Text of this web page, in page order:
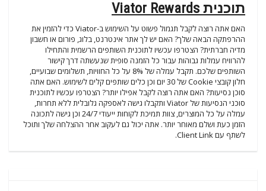
תוכנית Viator Rewards
האם אתה רוצה לקבל תגמול פשוט על השימוש ב-Viator כדי להזמין את
ההרפתקה הבאה שלך? האם יש לך אתר אינטרנט, בלוג, פורום או חשבון
מדיה חברתית? הצטרפו עכשיו לתוכנית השותפים הרשמית והתחילו
להרוויח עמלות גבוהות עבור כל הזמנה סופית שנעשתה דרך קישור
השותפים שלכם. תקבל עמלה של 8% על כל החוויות, תשלומים שבועיים,
חלון קובצי Cookie של 30 יום וכן כלים שותפים קלים לשימוש. האם אתה
סוכן נסיעות? האם אתה רוצה לקבל אפילו יותר? הצטרפו עכשיו לתוכנית
סוכני הנסיעות של Viator ותקבלו גישה לאספקה גלובלית ללא תחרות,
עמלה על כל המוצרים, צוות תמיכת לקוחות ייעודי 24/7 וכן גישה לתכונה
הזמן כעת ושלם מאוחר יותר. אתה יכול גם לעקוב אחר ההצלחה שלך ותוכל
לשתף עם Client Link.